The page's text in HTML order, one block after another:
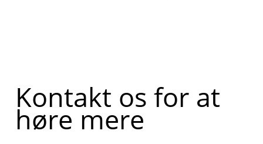
Kontakt os for at
høre mere